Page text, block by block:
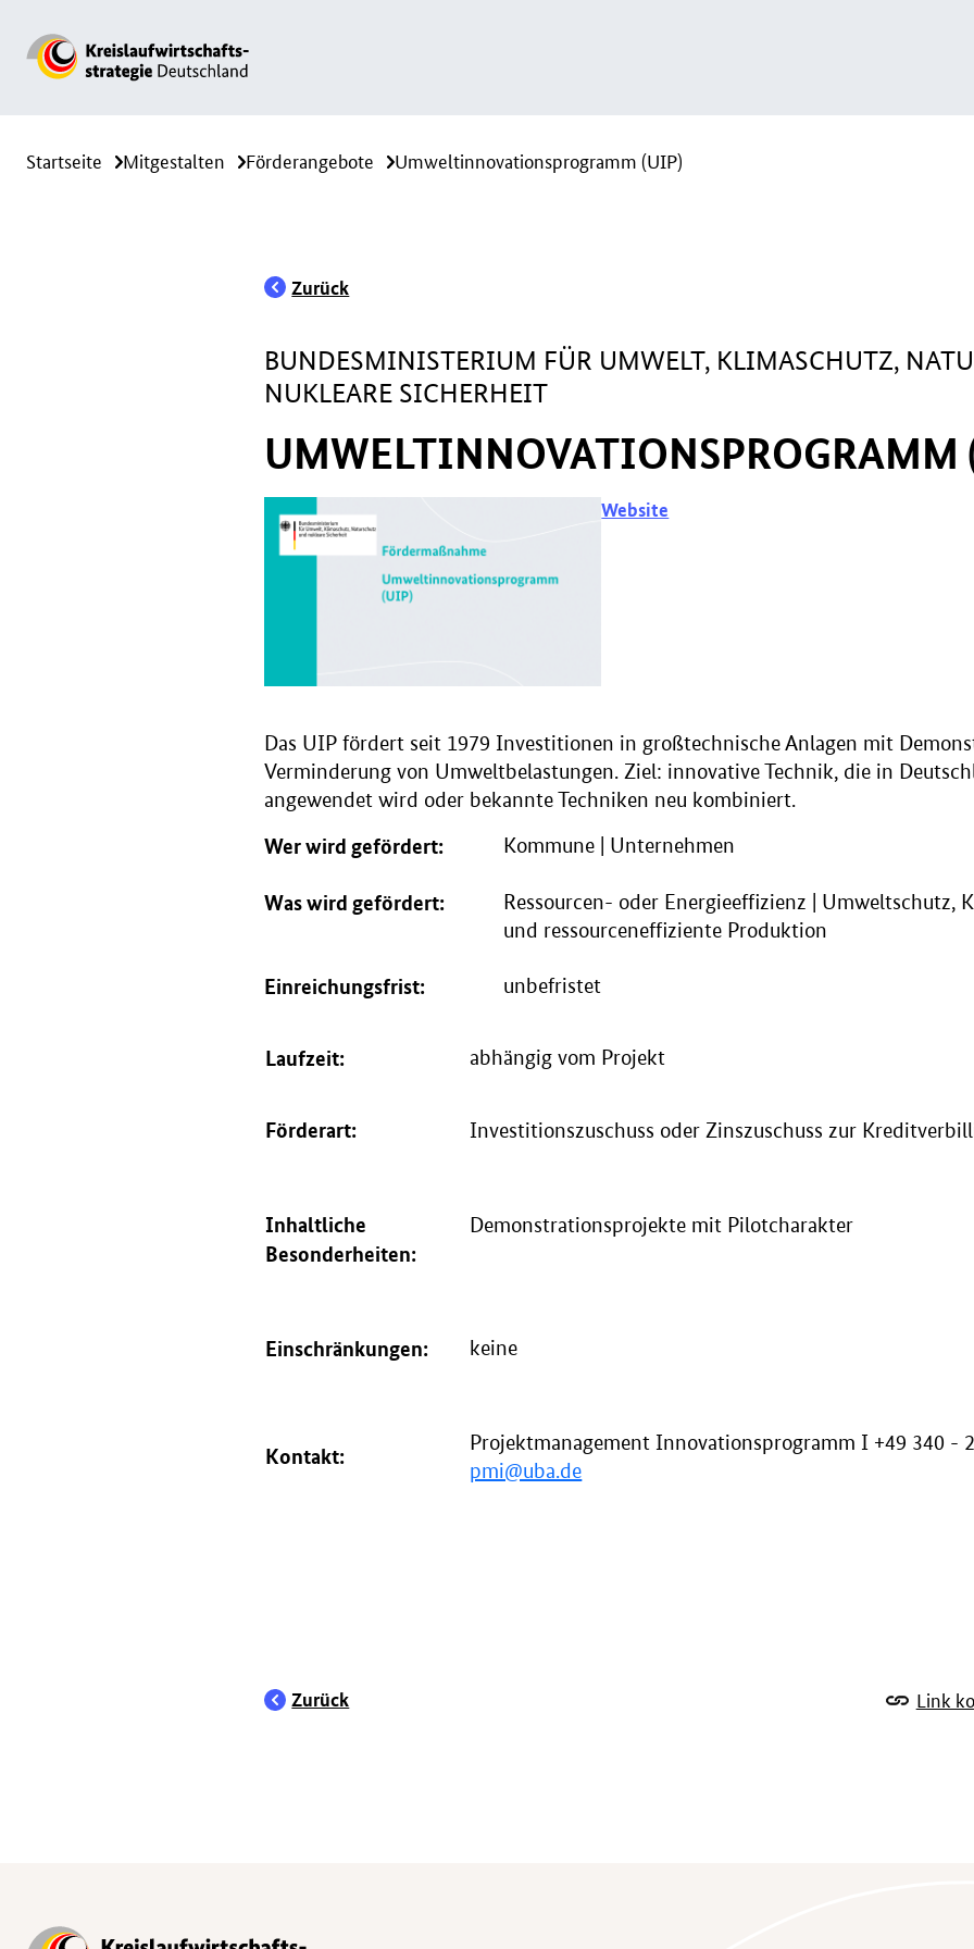
Startseite Mitgestalten Förderangebote Umweltinnovationsprogramm (UIP)
Zurück
BUNDESMINISTERIUM FÜR UMWELT, KLIMASCHUTZ,
NUKLEARE SICHERHEIT
UMWELTINNOVATIONSPROGRAMM
Website
Das UIP fördert seit 1979 Investitionen in großtechnische Anlagen mit
Verminderung von Umweltbelastungen. Ziel: innovative Technik, die in
angewendet wird oder bekannte Techniken neu kombiniert.
Wer wird gefördert: Kommune | Unternehmen
Was wird gefördert:
Ressourcen- oder Energieeffizienz | Umweltschutz,
und ressourceneffiziente Produktion
Einreichungs­frist: unbefristet
Laufzeit: abhängig vom Projekt
Förderart: Investitionszuschuss oder Zinszuschuss zur
Inhaltliche
Besonderheiten:
Demonstrationsprojekte mit
Einschränkungen: keine
Kontakt:
Projektmanagement Innovationsprogramm I +49 340 -
pmi@uba.de
Zurück Link